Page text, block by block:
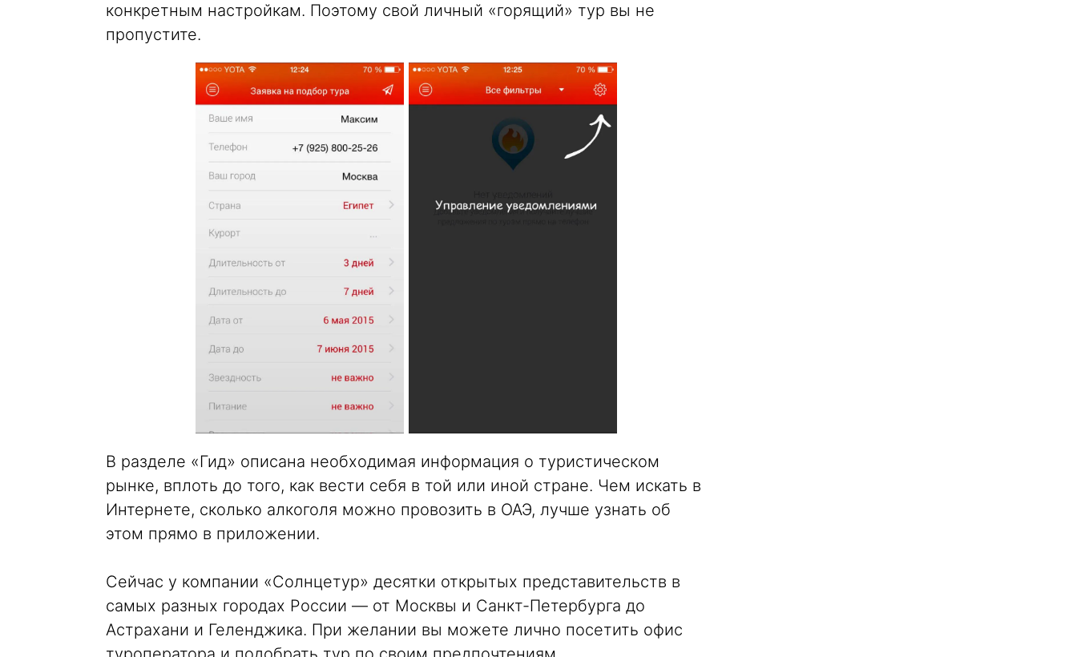
конкретным настройкам. Поэтому свой личный «горящий» тур вы не
пропустите.
В разделе «Гид» описана необходимая информация о туристическом
рынке, вплоть до того, как вести себя в той или иной стране. Чем искать в
Интернете, сколько алкоголя можно провозить в ОАЭ, лучше узнать об
этом прямо в приложении.
Сейчас у компании «Солнцетур» десятки открытых представительств в
самых разных городах России — от Москвы и Санкт-Петербурга до
Астрахани и Геленджика. При желании вы можете лично посетить офис